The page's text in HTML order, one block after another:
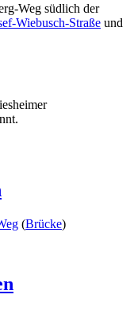
Weg südlich der
Wiebusch-Straße und
(Brücke)